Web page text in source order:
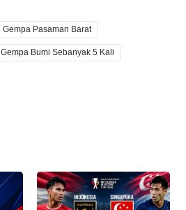
Gempa Pasaman Barat
Bumi Sebanyak 5 Kali